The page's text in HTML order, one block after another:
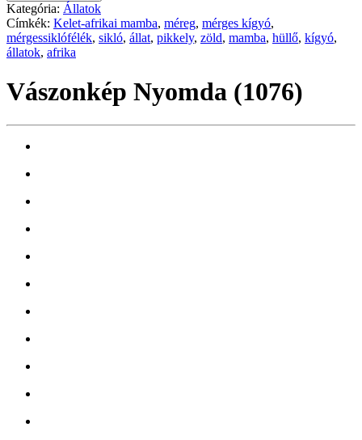
Kategória: Állatok
Címkék: Kelet-afrikai mamba, méreg, mérges kígyó,
mérgessiklófélék, sikló, állat, pikkely, zöld, mamba, hüllő, kígyó,
állatok, afrika
Vászonkép Nyomda (1076)